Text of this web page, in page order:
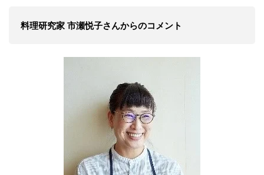
料理研究家 市瀬悦子さんからのコメント